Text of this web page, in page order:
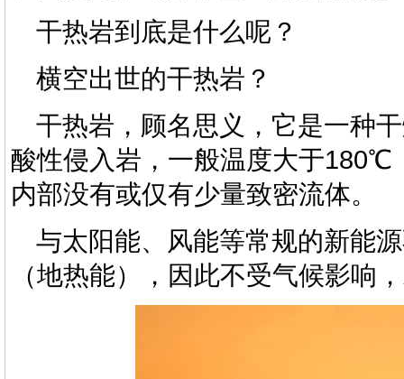
干热岩到底是什么呢？
横空出世的干热岩？
干热岩，顾名思义，它是一种
酸性侵入岩，一般温度大于180℃
内部没有或仅有少量致密流体。
与太阳能、风能等常规的新能
（地热能），因此不受气候影响